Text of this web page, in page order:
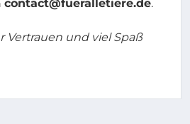
contact@fueralletiere.de.
Vertrauen und viel Spaß